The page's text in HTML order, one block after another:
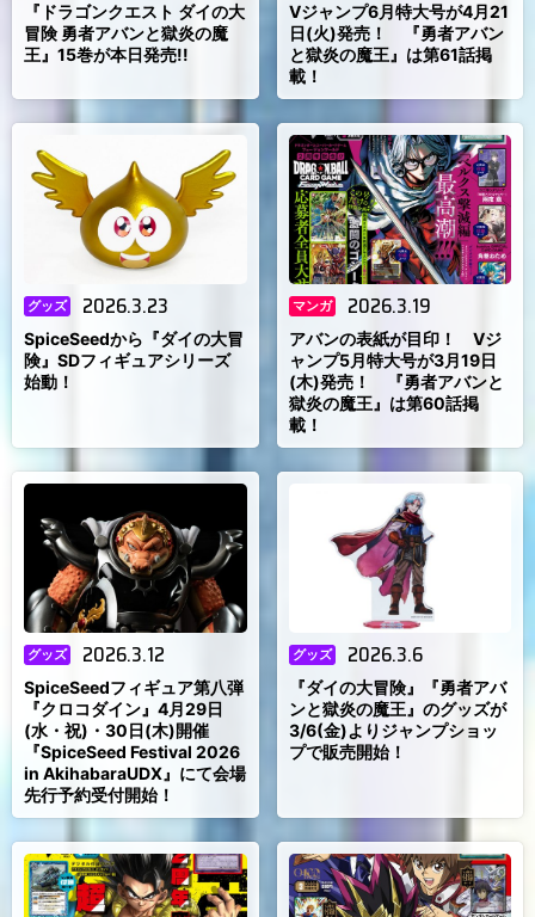
『ドラゴンクエスト ダイの大
冒険 勇者アバンと獄炎の魔
王』15巻が本日発売!!
Vジャンプ6月特大号が4月21
日(火)発売！ 『勇者アバン
と獄炎の魔王』は第61話掲
載！
グッズ 2026.3.23
SpiceSeedから『ダイの大冒
険』SDフィギュアシリーズ
始動！
マンガ 2026.3.19
アバンの表紙が目印！ Vジ
ャンプ5月特大号が3月19日
(木)発売！ 『勇者アバンと
獄炎の魔王』は第60話掲
載！
グッズ 2026.3.12
SpiceSeedフィギュア第八弾
『クロコダイン』4月29日
(水・祝)・30日(木)開催
『SpiceSeed Festival 2026
in AkihabaraUDX』にて会場
先行予約受付開始！
グッズ 2026.3.6
『ダイの大冒険』『勇者アバ
ンと獄炎の魔王』のグッズが
3/6(金)よりジャンプショッ
プで販売開始！